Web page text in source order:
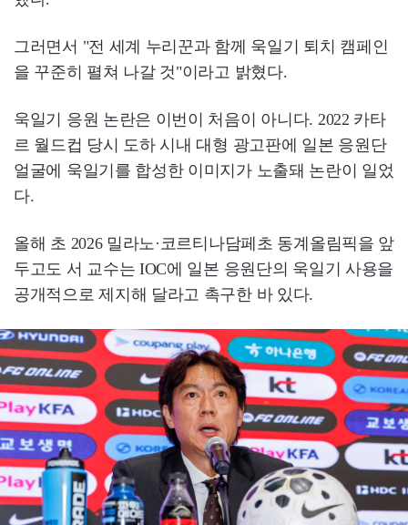
그러면서 "전 세계 누리꾼과 함께 욱일기 퇴치 캠페인
을 꾸준히 펼쳐 나갈 것"이라고 밝혔다.
욱일기 응원 논란은 이번이 처음이 아니다. 2022 카타
르 월드컵 당시 도하 시내 대형 광고판에 일본 응원단
얼굴에 욱일기를 합성한 이미지가 노출돼 논란이 일었
다.
올해 초 2026 밀라노·코르티나담페초 동계올림픽을 앞
두고도 서 교수는 IOC에 일본 응원단의 욱일기 사용을
공개적으로 제지해 달라고 촉구한 바 있다.